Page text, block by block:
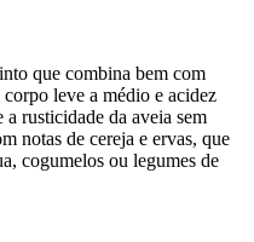
que combina bem com
leve a médio e acidez
rusticidade da aveia sem
notas de cereja e ervas, que
cogumelos ou legumes de